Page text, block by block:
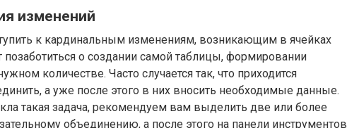
изменений
к кардинальным изменениям, возникающим в ячейках
позаботиться о создании самой таблицы, формировании
количестве. Часто случается так, что приходится
а уже после этого в них вносить необходимые данные.
такая задача, рекомендуем вам выделить две или более
объединению, а после этого на панели инструментов